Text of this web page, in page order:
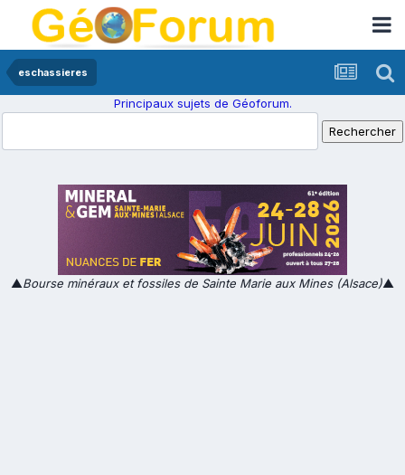
eschassieres
Principaux sujets de Géoforum.
▲Bourse minéraux et fossiles de Sainte Marie aux Mines (Alsace)▲